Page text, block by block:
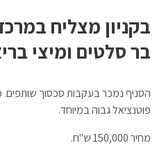
בקניון מצליח
בר סלטים ומיצי
הסניף נמכר בעקבות סכסוך שותפים.
פוטנציאל גבוה במיוחד.
מחיר 150,000 ש"ח.